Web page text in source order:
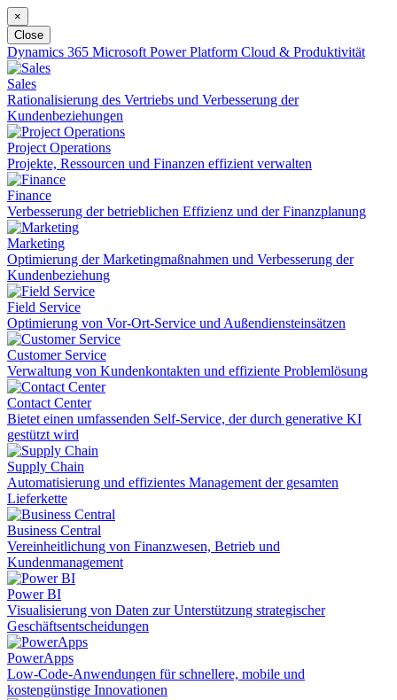
×
Close
Dynamics 365 Microsoft Power Platform Cloud & Produktivität
Sales
Rationalisierung des Vertriebs und Verbesserung der
Kundenbeziehungen
Project Operations
Projekte, Ressourcen und Finanzen effizient verwalten
Finance
Verbesserung der betrieblichen Effizienz und der Finanzplanung
Marketing
Optimierung der Marketingmaßnahmen und Verbesserung der
Kundenbeziehung
Field Service
Optimierung von Vor-Ort-Service und Außendiensteinsätzen
Customer Service
Verwaltung von Kundenkontakten und effiziente Problemlösung
Contact Center
Bietet einen umfassenden Self-Service, der durch generative KI
gestützt wird
Supply Chain
Automatisierung und effizientes Management der gesamten
Lieferkette
Business Central
Vereinheitlichung von Finanzwesen, Betrieb und
Kundenmanagement
Power BI
Visualisierung von Daten zur Unterstützung strategischer
Geschäftsentscheidungen
PowerApps
Low-Code-Anwendungen für schnellere, mobile und
kostengünstige Innovationen